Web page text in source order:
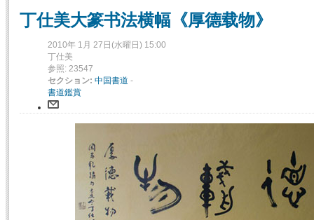
丁仕美大篆书法横幅《厚德载物》
2010年 1月 27日(水曜日) 15:00
丁仕美
参照: 23547
セクション: 中国書道 -
書道鑑賞